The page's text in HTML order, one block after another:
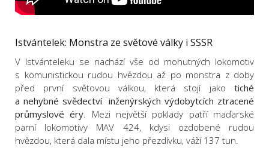
Istvántelek: Monstra ze světové války i SSSR
V Istvánteleku se nachází vše od mohutných lokomotiv
s komunistickou rudou hvězdou až po monstra z doby
před první světovou válkou, která stojí jako tiché
a nehybné svědectví inženýrských výdobytcích ztracené
průmyslové éry. Mezi největší poklady patří maďarské
parní lokomotivy MAV 424, kdysi ozdobené rudou
hvězdou, která dala místu jeho přezdívku, váží 137 tun.